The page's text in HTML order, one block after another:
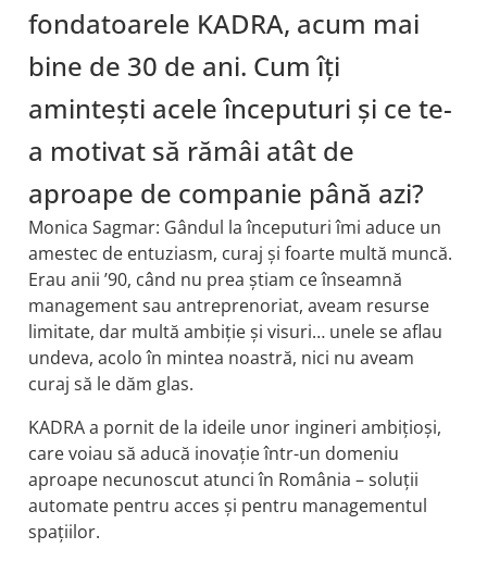
fondatoarele KADRA, acum mai
bine de 30 de ani. Cum îți
amintești acele începuturi și ce te-
a motivat să rămâi atât de
aproape de companie până azi?
Monica Sagmar: Gândul la începuturi îmi aduce un
amestec de entuziasm, curaj și foarte multă muncă.
Erau anii ’90, când nu prea știam ce înseamnă
management sau antreprenoriat, aveam resurse
limitate, dar multă ambiție și visuri… unele se aflau
undeva, acolo în mintea noastră, nici nu aveam
curaj să le dăm glas.
KADRA a pornit de la ideile unor ingineri ambițioși,
care voiau să aducă inovație într-un domeniu
aproape necunoscut atunci în România – soluții
automate pentru acces și pentru managementul
spațiilor.